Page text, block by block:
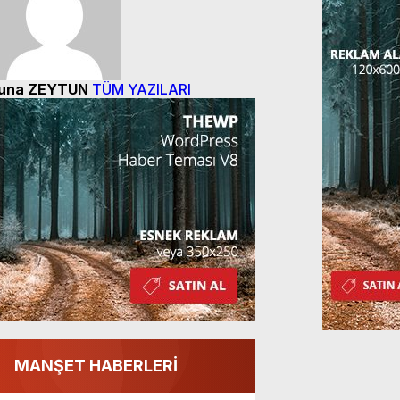
ZEYTUN TÜM YAZILARI
MANŞET HABERLERİ